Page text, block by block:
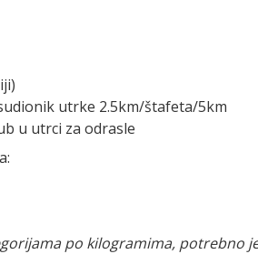
utrke 2.5km/štafeta/5km
u utrci za odrasle
po kilogramima, potrebno